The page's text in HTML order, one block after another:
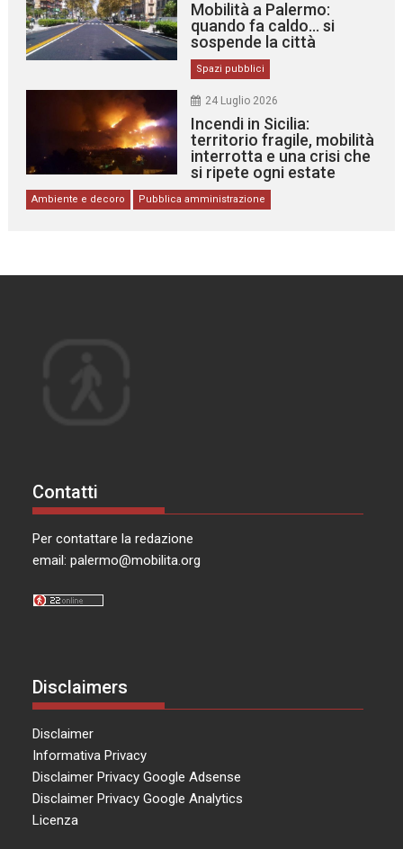
Mobilità a Palermo:
quando fa caldo… si
sospende la città
Spazi pubblici
24 Luglio 2026
Incendi in Sicilia:
territorio fragile, mobilità
interrotta e una crisi che
si ripete ogni estate
Ambiente e decoro Pubblica amministrazione
Contatti
Per contattare la redazione
email:palermo@mobilita.org
Disclaimers
Disclaimer
Informativa Privacy
Disclaimer Privacy Google Adsense
Disclaimer Privacy Google Analytics
Licenza